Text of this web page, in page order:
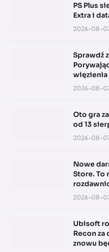
PS Plus
Extra i
2026-08-
Sprawdź
więzienia
2026-08-
Oto gra
od 13
2026-08-
Nowe
Store. To
2026-08-
Ubisoft
Recon za
znowu